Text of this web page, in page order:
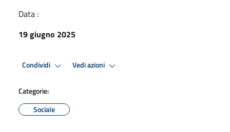
Data :
19 giugno 2025
Condividi Vedi azioni
Categorie:
Sociale